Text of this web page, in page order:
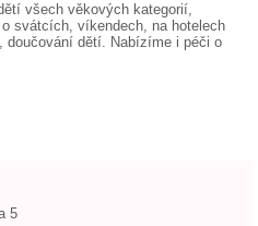
všech věkových kategorií,
svátcích, víkendech, na hotelech
dětí. Nabízíme i péči o
5